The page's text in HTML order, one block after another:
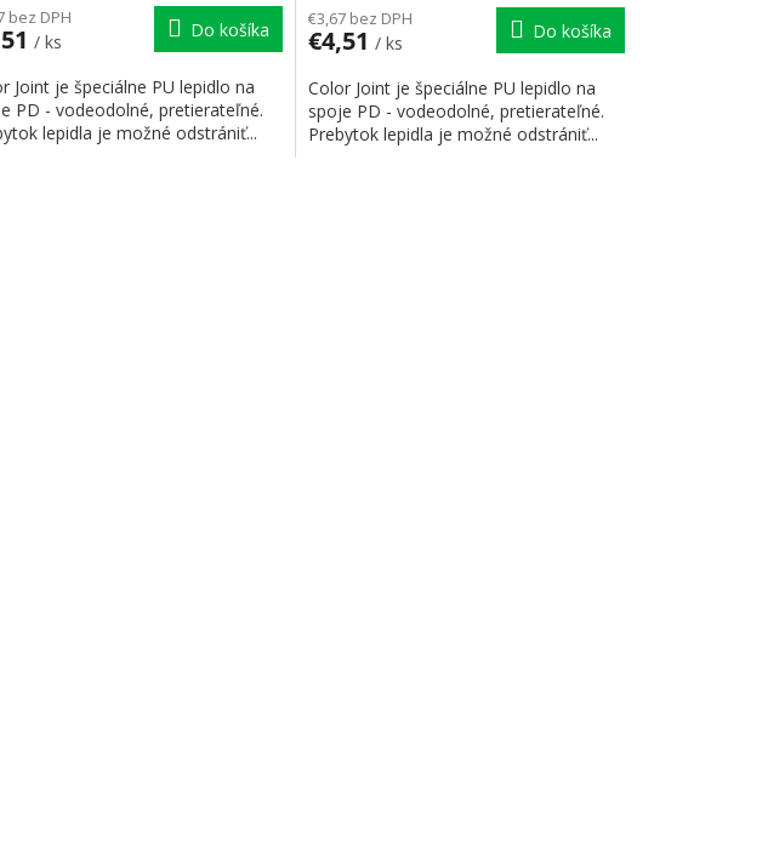
bez DPH
/ ks
Do košíka
Joint je špeciálne PU lepidlo na
PD - vodeodolné, pretierateľné.
lepidla je možné odstrániť...
€3,67 bez DPH
€4,51 / ks
Do košíka
Color Joint je špeciálne PU lepidlo na
spoje PD - vodeodolné, pretierateľné.
Prebytok lepidla je možné odstrániť...